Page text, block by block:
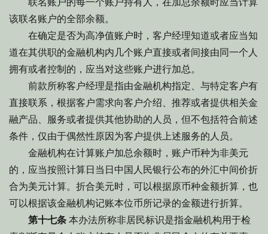
该联名账户的全部余额。
在确定是否为高净值账户时，客户经理知道或者应当知
道在其供职的金融机构内几个账户直接或者间接由同一个人
拥有或者控制的，应当对这些账户进行加总。
前款所称客户经理是指由金融机构指定、与特定客户有
直接联系，根据客户需求向客户介绍、推荐或者提供相关金
融产品、服务或者提供其他协助的人员，但不包括符合前述
条件，仅由于偶然性原因为客户提供上述服务的人员。
金融机构在计算账户加总余额时，账户币种为非美元
的，应当按照计算日当日中国人民银行公布的外汇中间价折
合为美元计算。折合美元时，可以根据原币种金额折算，也
可以根据该金融机构记账本位币所记录的金额进行折算。
第十七条 本办法所称非居民标识是指金融机构用于检